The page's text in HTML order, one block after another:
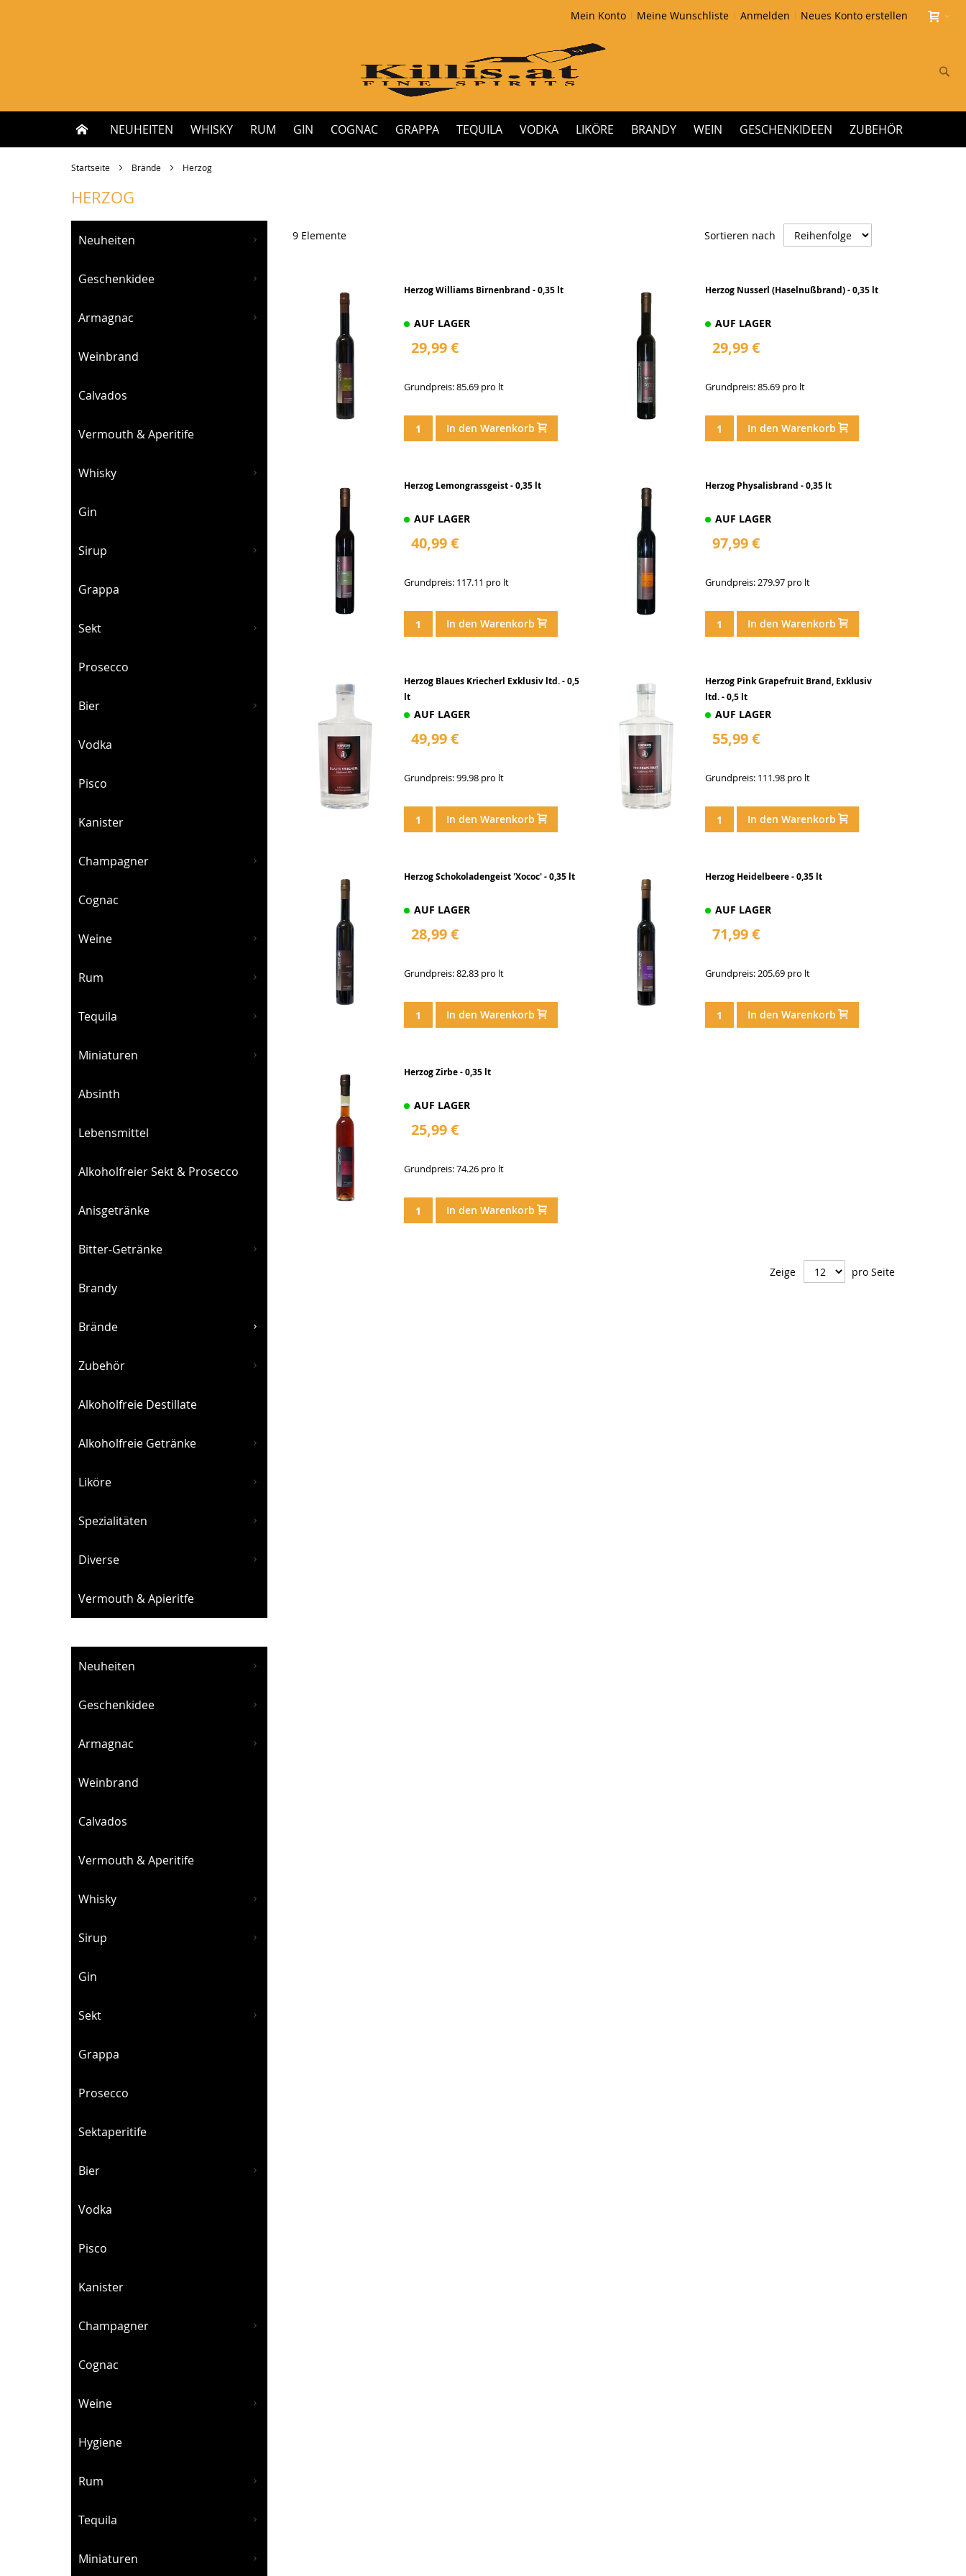
Mein Konto Meine Wunschliste Anmelden Neues Konto erstellen
NEUHEITEN WHISKY RUM GIN COGNAC GRAPPA TEQUILA VODKA LIKÖRE BRANDY WEIN GESCHENKIDEEN ZUBEHÖR
Startseite Brände Herzog
HERZOG
9Elemente Sortieren nach
Herzog Williams Birnenbrand - 0,35 lt
AUF LAGER
29,99 €
Grundpreis: 85.69 pro lt
In den Warenkorb
Herzog Nusserl (Haselnußbrand) - 0,35 lt
AUF LAGER
29,99 €
Grundpreis: 85.69 pro lt
In den Warenkorb
Herzog Lemongrassgeist - 0,35 lt
AUF LAGER
40,99 €
Grundpreis: 117.11 pro lt
In den Warenkorb
Herzog Physalisbrand - 0,35 lt
AUF LAGER
97,99 €
Grundpreis: 279.97 pro lt
In den Warenkorb
Herzog Blaues Kriecherl Exklusiv ltd. - 0,5
lt
AUF LAGER
49,99 €
Grundpreis: 99.98 pro lt
In den Warenkorb
Herzog Pink Grapefruit Brand, Exklusiv
ltd. - 0,5 lt
AUF LAGER
55,99 €
Grundpreis: 111.98 pro lt
In den Warenkorb
Herzog Schokoladengeist 'Xococ' - 0,35 lt
AUF LAGER
28,99 €
Grundpreis: 82.83 pro lt
In den Warenkorb
Herzog Heidelbeere - 0,35 lt
AUF LAGER
71,99 €
Grundpreis: 205.69 pro lt
In den Warenkorb
Herzog Zirbe - 0,35 lt
AUF LAGER
25,99 €
Grundpreis: 74.26 pro lt
In den Warenkorb
Zeige pro Seite
Neuheiten
Geschenkidee
Armagnac
Weinbrand
Calvados
Vermouth & Aperitife
Whisky
Gin
Sirup
Grappa
Sekt
Prosecco
Bier
Vodka
Pisco
Kanister
Champagner
Cognac
Weine
Rum
Tequila
Miniaturen
Absinth
Lebensmittel
Alkoholfreier Sekt & Prosecco
Anisgetränke
Bitter-Getränke
Brandy
Brände
Zubehör
Alkoholfreie Destillate
Alkoholfreie Getränke
Liköre
Spezialitäten
Diverse
Vermouth & Apieritfe
Neuheiten
Geschenkidee
Armagnac
Weinbrand
Calvados
Vermouth & Aperitife
Whisky
Sirup
Gin
Sekt
Grappa
Prosecco
Sektaperitife
Bier
Vodka
Pisco
Kanister
Champagner
Cognac
Weine
Hygiene
Rum
Tequila
Miniaturen